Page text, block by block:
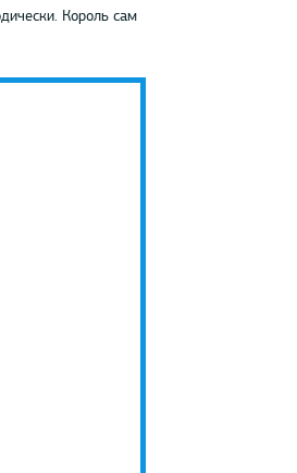
Король сам